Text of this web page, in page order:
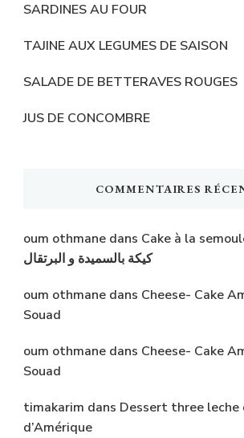
SARDINES AU FOUR
TAJINE AUX LEGUMES DE SAISON
SALADE DE BETTERAVES ROUGES
JUS DE CONCOMBRE
COMMENTAIRES
oum othmane dans Cake à la
كيكة بالسميدة و البرتقال
oum othmane dans Cheese- Cake
Souad
oum othmane dans Cheese- Cake
Souad
timakarim dans Dessert three leche
d’Amérique